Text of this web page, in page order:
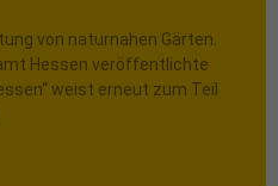
von naturnahen Gärten.
Hessen veröffentlichte
weist erneut zum Teil